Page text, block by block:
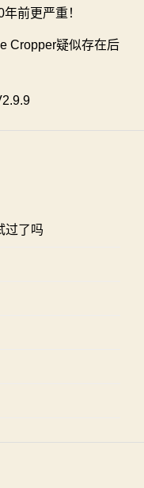
前更严重！
Cropper疑似存在后
过了吗